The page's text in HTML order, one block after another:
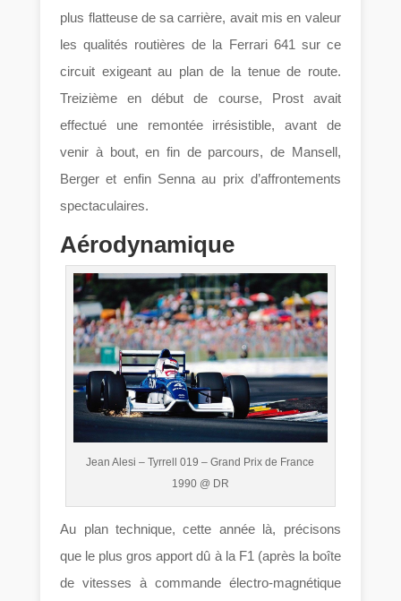
plus flatteuse de sa carrière, avait mis en valeur
les qualités routières de la Ferrari 641 sur ce
circuit exigeant au plan de la tenue de route.
Treizième en début de course, Prost avait
effectué une remontée irrésistible, avant de
venir à bout, en fin de parcours, de Mansell,
Berger et enfin Senna au prix d’affrontements
spectaculaires.
Aérodynamique
Jean Alesi – Tyrrell 019 – Grand Prix de France
1990 @ DR
Au plan technique, cette année là, précisons
que le plus gros apport dû à la F1 (après la boîte
de vitesses à commande électro-magnétique